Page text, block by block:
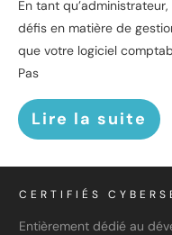
En tant
défis en matière de
que votre logiciel
Pas
Lire la suite
CERTIFIÉS
Entièrement dédié au